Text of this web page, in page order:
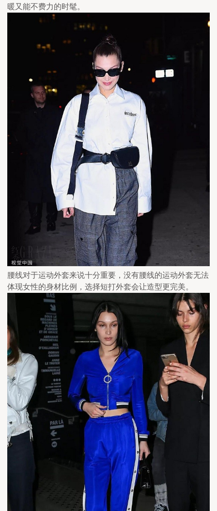
暖又能不费力的时髦。
腰线对于运动外套来说十分重要，没有腰线的运动外套无法
体现女性的身材比例，选择短打外套会让造型更完美。